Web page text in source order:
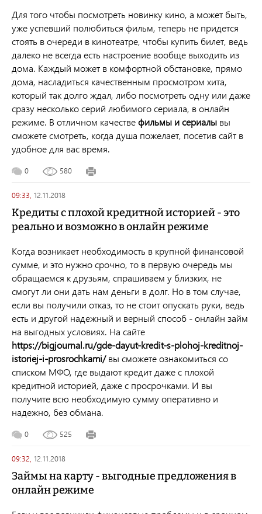
Для того чтобы посмотреть новинку кино, а может быть,
уже успевший полюбиться фильм, теперь не придется
стоять в очереди в кинотеатре, чтобы купить билет, ведь
далеко не всегда есть настроение вообще выходить из
дома. Каждый может в комфортной обстановке, прямо
дома, насладиться качественным просмотром хита,
который так долго ждал, либо посмотреть одну или даже
сразу несколько серий любимого сериала, в онлайн
режиме. В отличном качествефильмы и сериалы вы
сможете смотреть, когда душа пожелает, посетив сайт в
удобное для вас время.
0 580
09:33, 12.11.2018
Кредиты с плохой кредитной историей - это
реально и возможно в онлайн режиме
Когда возникает необходимость в крупной финансовой
сумме, и это нужно срочно, то в первую очередь мы
обращаемся к друзьям, спрашиваем у близких, не
смогут ли они дать нам деньги в долг. Но в том случае,
если вы получили отказ, то не стоит опускать руки, ведь
есть и другой надежный и верный способ - онлайн займ
на выгодных условиях. На сайте
https://bigjournal.ru/gde-dayut-kredit-s-plohoj-kreditnoj-
istoriej-i-prosrochkami/вы сможете ознакомиться со
списком МФО, где выдают кредит даже с плохой
кредитной историей, даже с просрочками. И вы
получите всю необходимую сумму оперативно и
надежно, без обмана.
0 525
09:32, 12.11.2018
Займы на карту - выгодные предложения в
онлайн режиме